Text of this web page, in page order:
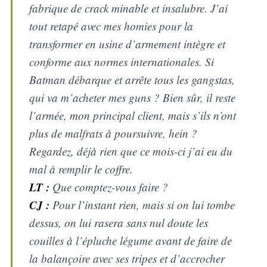
fabrique de crack minable et insalubre. J’ai
tout retapé avec mes homies pour la
transformer en usine d’armement intègre et
conforme aux normes internationales. Si
Batman débarque et arrête tous les gangstas,
qui va m’acheter mes guns ? Bien sûr, il reste
l’armée, mon principal client, mais s’ils n’ont
plus de malfrats à poursuivre, hein ?
Regardez, déjà rien que ce mois-ci j’ai eu du
mal à remplir le coffre.
LT : Que comptez-vous faire ?
CJ : Pour l’instant rien, mais si on lui tombe
dessus, on lui rasera sans nul doute les
couilles à l’épluche légume avant de faire de
la balançoire avec ses tripes et d’accrocher